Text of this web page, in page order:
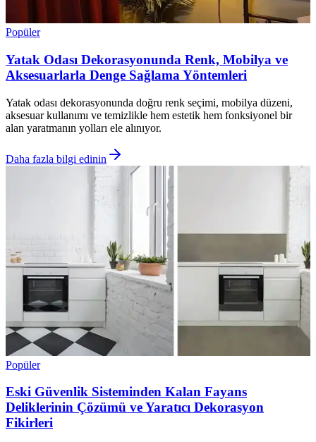
Popüler
Yatak Odası Dekorasyonunda Renk, Mobilya ve
Aksesuarlarla Denge Sağlama Yöntemleri
Yatak odası dekorasyonunda doğru renk seçimi, mobilya düzeni,
aksesuar kullanımı ve temizlikle hem estetik hem fonksiyonel bir
alan yaratmanın yolları ele alınıyor.
Daha fazla bilgi edinin
Popüler
Eski Güvenlik Sisteminden Kalan Fayans
Deliklerinin Çözümü ve Yaratıcı Dekorasyon
Fikirleri